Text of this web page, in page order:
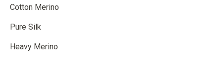
Cotton Merino
Pure Silk
Heavy Merino